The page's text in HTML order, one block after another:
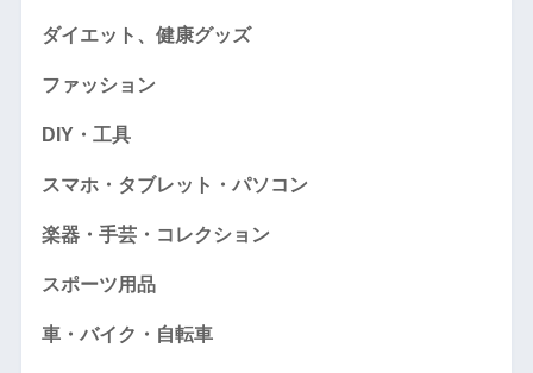
ダイエット、健康グッズ
ファッション
DIY・工具
スマホ・タブレット・パソコン
楽器・手芸・コレクション
スポーツ用品
車・バイク・自転車